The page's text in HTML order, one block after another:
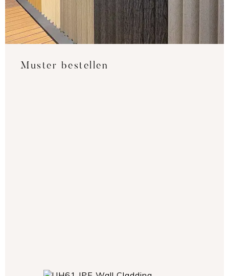
Muster bestellen